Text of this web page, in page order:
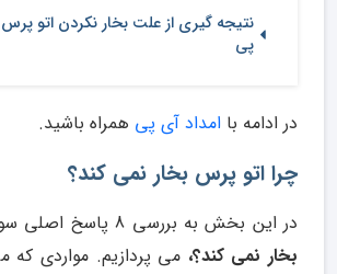
نتیجه گیری از علت بخار نکردن اتو پرس
پی
در ادامه با امداد آی پی همراه باشید.
چرا اتو پرس بخار نمی کند؟
در این بخش به بررسی 8 پاسخ اصلی سوال
بخار نمی کند؟، می پردازیم. مواردی که